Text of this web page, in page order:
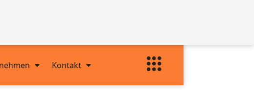
Kontakt